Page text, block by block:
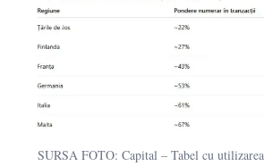
SURSA FOTO: Capital – Tabel cu